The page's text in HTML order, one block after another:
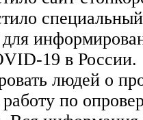
19 в России.
людей о
работу по